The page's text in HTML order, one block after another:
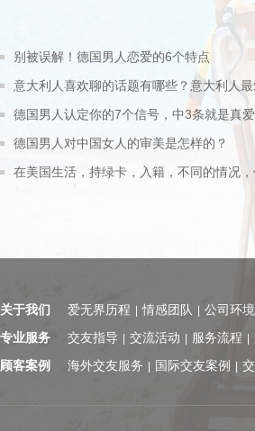
别被误解！德国男人恋爱的6个特点
意大利人喜欢聊的话题有哪些？意大利人
德国男人认定你的7个信号，中3条就是真爱
德国男人对中国女人的审美是怎样的？
在美国生活，持绿卡，入籍，不同的情况
关于我们 爱无界历程 情感团队 公司环境
专业服务
交友指导 交流活动 服务流程
顾客案例
海外交友服务 国际交友案例